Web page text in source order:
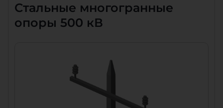
Стальные многогранные
опоры 500 кВ